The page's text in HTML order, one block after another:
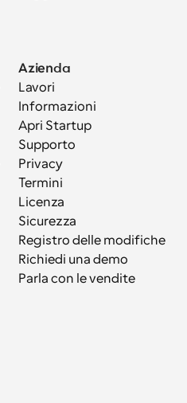
Azienda
Lavori
Informazioni
Apri Startup
Supporto
Privacy
Termini
Licenza
Sicurezza
Registro delle modifiche
Richiedi una demo
Parla con le vendite